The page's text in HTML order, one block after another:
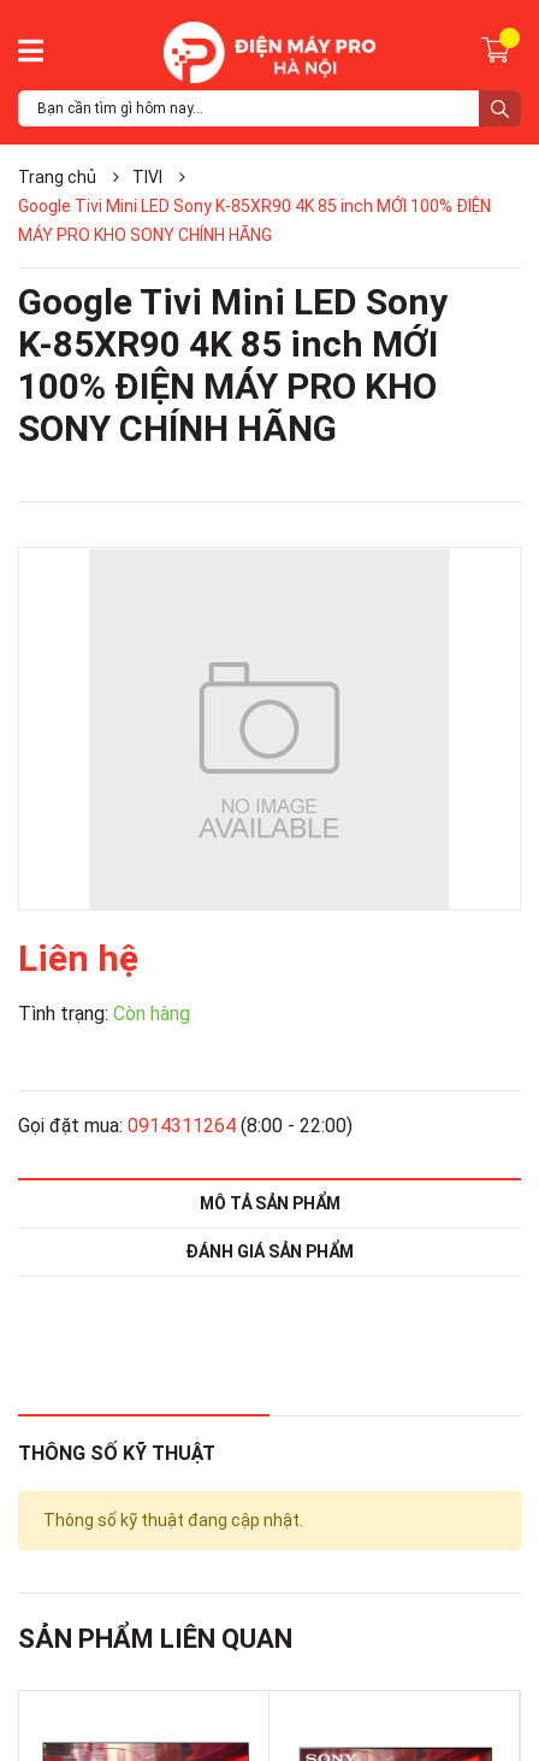
Trang chủ
TIVI
Google Tivi Mini LED Sony K-85XR90 4K 85 inch MỚI 100% ĐIỆN
MÁY PRO KHO SONY CHÍNH HÃNG
Google Tivi Mini LED Sony
K-85XR90 4K 85 inch MỚI
100% ĐIỆN MÁY PRO KHO
SONY CHÍNH HÃNG
Liên hệ
Tình trạng: Còn hàng
Gọi đặt mua: 0914311264 (8:00 - 22:00)
MÔ TẢ SẢN PHẨM
ĐÁNH GIÁ SẢN PHẨM
THÔNG SỐ KỸ THUẬT
Thông số kỹ thuật đang cập nhật.
SẢN PHẨM LIÊN QUAN